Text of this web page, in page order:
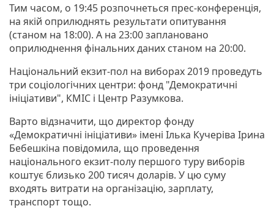
Тим часом, о 19:45 розпочнеться прес-конференція,
на якій оприлюднять результати опитування
(станом на 18:00). А на 23:00 заплановано
оприлюднення фінальних даних станом на 20:00.
Національний екзит-пол на виборах 2019 проведуть
три соціологічних центри: фонд "Демократичні
ініціативи", КМІС і Центр Разумкова.
Варто відзначити, що директор фонду
«Демократичні ініціативи» імені Ілька Кучеріва Ірина
Бебешкіна повідомила, що проведення
національного екзит-полу першого туру виборів
коштує близько 200 тисяч доларів. У цю суму
входять витрати на організацію, зарплату,
транспорт тощо.